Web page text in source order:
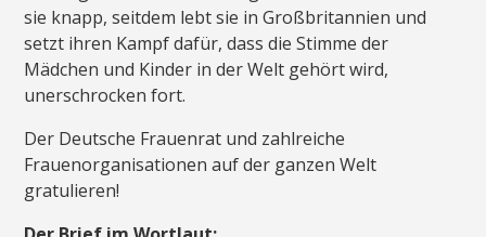
sie knapp, seitdem lebt sie in Großbritannien und
setzt ihren Kampf dafür, dass die Stimme der
Mädchen und Kinder in der Welt gehört wird,
unerschrocken fort.
Der Deutsche Frauenrat und zahlreiche
Frauenorganisationen auf der ganzen Welt
gratulieren!